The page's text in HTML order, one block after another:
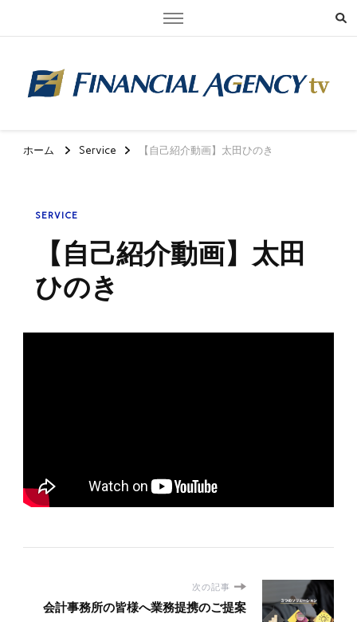
ホーム
Service 【自己紹介動画】太田ひのき
SERVICE
【自己紹介動画】太田
ひのき
次の記事
会計事務所の皆様へ業務提携のご提案